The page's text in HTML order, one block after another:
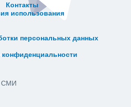
Контакты
использования
персональных данных
конфиденциальности
СМИ